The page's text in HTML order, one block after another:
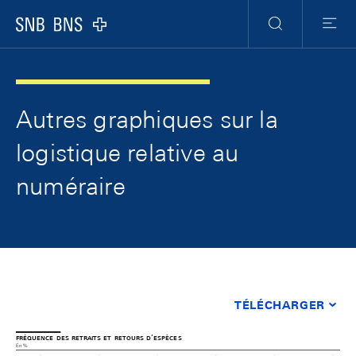
Logo
RechercheMenu
Autres graphiques sur la
logistique relative au
numéraire
TÉLÉCHARGER
fréquence des retraits et retours d’espèces
En %